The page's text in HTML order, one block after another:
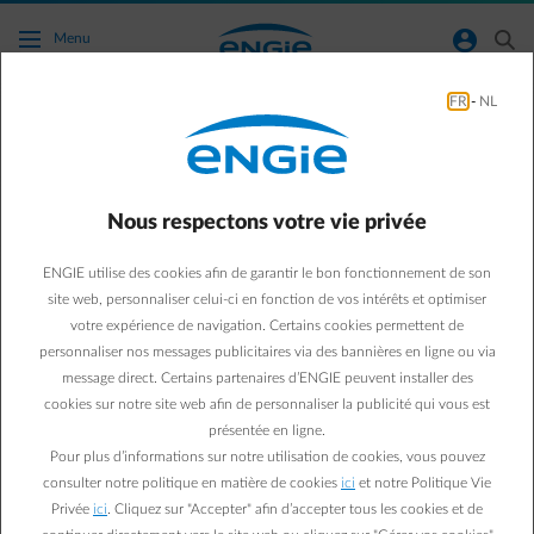
Accéder au contenu principal
Menu normal-account-circle search
Où puis-je retrouver d’information sur les
décisions concernant les panneaux solaires
en Flandre ?
arrow-left Retour à la page contact
Info importante pour les propriétaires de panneaux solaires : la
Cour constitutionnelle a décidé de supprimer le principe des
compteurs qui tournent à l’envers. Nous avons rassemblé toutes les
Plus d'info
FR - NL
Nous respectons votre vie privée
ENGIE utilise des cookies afin de garantir le bon fonctionnement de son
site web, personnaliser celui-ci en fonction de vos intérêts et optimiser
votre expérience de navigation. Certains cookies permettent de
personnaliser nos messages publicitaires via des bannières en ligne ou via
message direct. Certains partenaires d’ENGIE peuvent installer des
cookies sur notre site web afin de personnaliser la publicité qui vous est
présentée en ligne.
Pour plus d’informations sur notre utilisation de cookies, vous pouvez
consulter notre politique en matière de cookies ici et notre Politique Vie
Privée ici . Cliquez sur "Accepter" afin d’accepter tous les cookies et de